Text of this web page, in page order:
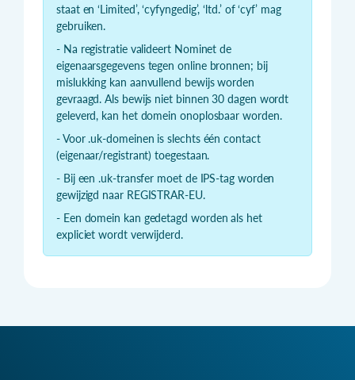
staat en ‘Limited’, ‘cyfyngedig’, ‘ltd.’ of ‘cyf’ mag
gebruiken.
- Na registratie valideert Nominet de
eigenaarsgegevens tegen online bronnen; bij
mislukking kan aanvullend bewijs worden
gevraagd. Als bewijs niet binnen 30 dagen wordt
geleverd, kan het domein onoplosbaar worden.
- Voor .uk-domeinen is slechts één contact
(eigenaar/registrant) toegestaan.
- Bij een .uk-transfer moet de IPS-tag worden
gewijzigd naar REGISTRAR-EU.
- Een domein kan gedetagd worden als het
expliciet wordt verwijderd.